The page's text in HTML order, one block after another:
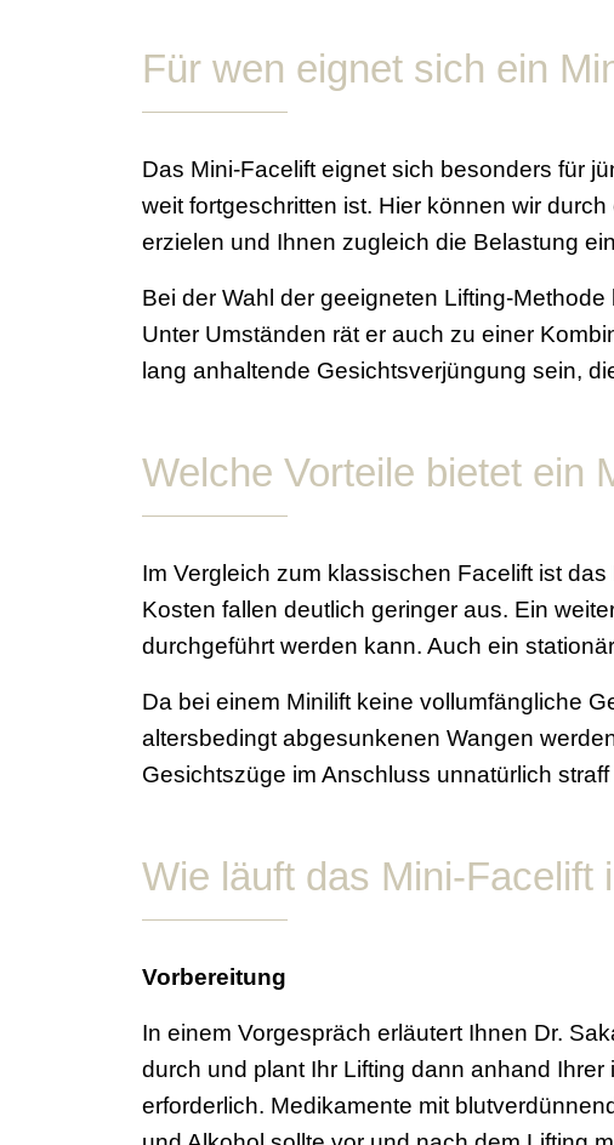
Für wen eignet sich ein
Das Mini-Facelift eignet sich besonders für
weit fortgeschritten ist. Hier können wir
erzielen und Ihnen zugleich die Belastung
Bei der Wahl der geeigneten Lifting-
Unter Umständen rät er auch zu einer
lang anhaltende Gesichtsverjüngung sein,
Welche Vorteile bietet ein
Im Vergleich zum klassischen Facelift ist
Kosten fallen deutlich geringer aus. Ein
durchgeführt werden kann. Auch ein
Da bei einem Minilift keine vollumfängliche
altersbedingt abgesunkenen Wangen
Gesichtszüge im Anschluss unnatürlich
Wie läuft das Mini-Facelift
Vorbereitung
In einem Vorgespräch erläutert Ihnen Dr.
durch und plant Ihr Lifting dann anhand
erforderlich. Medikamente mit